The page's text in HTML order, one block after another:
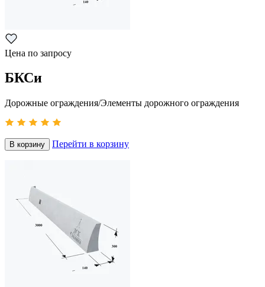
Цена по запросу
БКСи
Дорожные ограждения/Элементы дорожного ограждения
В корзину Перейти в корзину